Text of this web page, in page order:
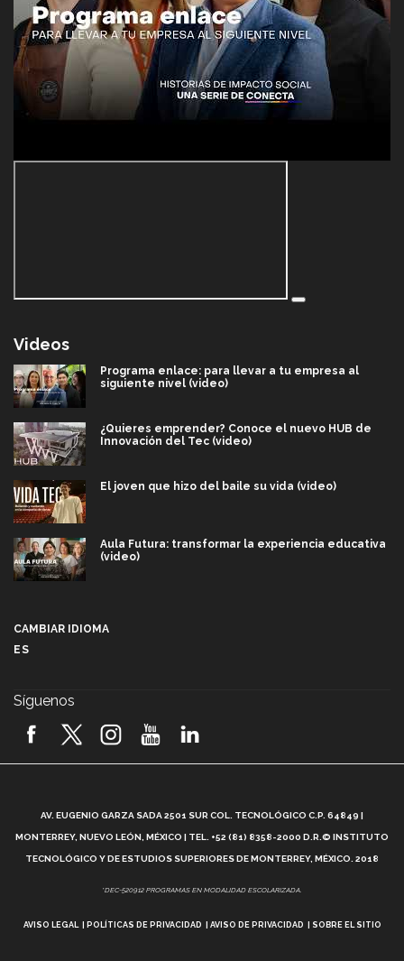
Videos
Programa enlace: para llevar a tu empresa al
siguiente nivel (video)
¿Quieres emprender? Conoce el nuevo HUB de
Innovación del Tec (video)
El joven que hizo del baile su vida (video)
Aula Futura: transformar la experiencia educativa
(video)
2026! (video)
¿Cómo es el Modelo Educativo Tec? (video)
Vida Tec: Feminismo e Inteligencia Artificial, Paola
CAMBIAR IDIOMA
ES
Síguenos
AV. EUGENIO GARZA SADA 2501 SUR COL. TECNOLÓGICO C.P. 64849 |
MONTERREY, NUEVO LEÓN, MÉXICO | TEL. +52 (81) 8358-2000 D.R.© INSTITUTO
TECNOLÓGICO Y DE ESTUDIOS SUPERIORES DE MONTERREY, MÉXICO. 2018
*DEC-520912 PROGRAMAS EN MODALIDAD ESCOLARIZADA.
AVISO LEGAL POLÍTICAS DE PRIVACIDAD AVISO DE PRIVACIDAD SOBRE EL SITIO